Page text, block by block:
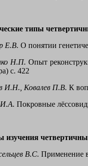
типы
Е.В. О понятии
Н.П. Опыт
с. 422
И.Н., Ковалев П.В. К
И.А. Покровные
изучения
В.С. Применение